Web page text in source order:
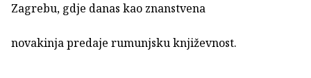
Zagrebu, gdje danas kao znanstvena
novakinja predaje rumunjsku književnost.